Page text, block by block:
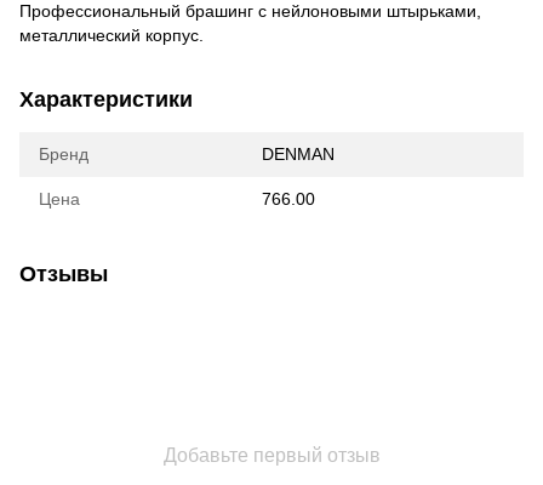
Профессиональный брашинг с нейлоновыми штырьками,
металлический корпус.
Характеристики
Бренд DENMAN
Цена 766.00
Отзывы
Добавьте первый отзыв